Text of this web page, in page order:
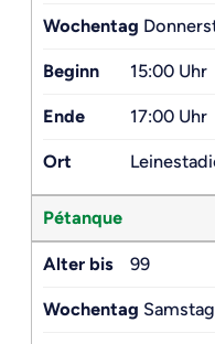
Wochentag
Beginn 15:00 Uhr
Ende 17:00 Uhr
Ort
Pétanque
Alter bis 99
Wochentag Samstag